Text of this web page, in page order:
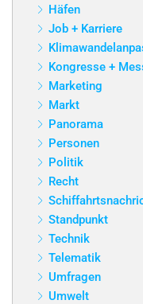
Häfen
Job + Karriere
Kongresse +
Marketing
Markt
Panorama
Personen
Politik
Recht
Standpunkt
Technik
Telematik
Umfragen
Umwelt